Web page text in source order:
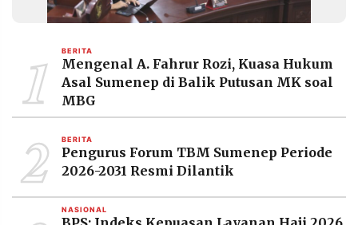
1 BERITA
Mengenal A. Fahrur Rozi, Kuasa Hukum
Asal Sumenep di Balik Putusan MK soal
MBG
2 BERITA
Pengurus Forum TBM Sumenep Periode
2026-2031 Resmi Dilantik
NASIONAL